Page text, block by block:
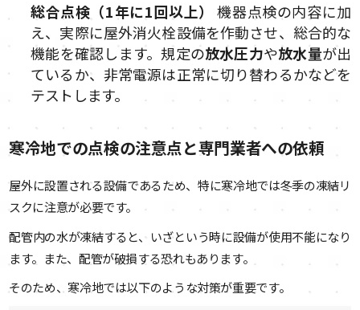
総合点検（1年に1回以上）
機器点検の内容に加
え、実際に屋外消火栓設備を作動させ、総合的な
機能を確認します。規定の放水圧力や放水量が出
ているか、非常電源は正常に切り替わるかなどを
テストします。
寒冷地での点検の注意点と専門業者への依頼
屋外に設置される設備であるため、特に寒冷地では冬季の凍結リ
スクに注意が必要です。
配管内の水が凍結すると、いざという時に設備が使用不能になり
ます。また、配管が破損する恐れもあります。
そのため、寒冷地では以下のような対策が重要です。